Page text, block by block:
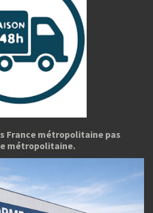
France métropolitaine pas
métropolitaine.